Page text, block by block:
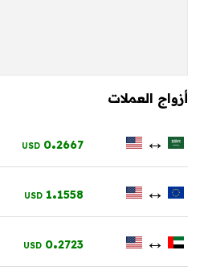
أزواج العملات
↔
0.2667
USD
↔
1.1558
USD
↔
0.2723
USD